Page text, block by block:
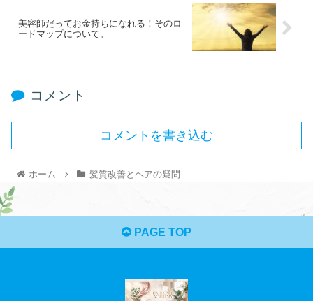
美容師だってお金持ちになれる！そのロ
ードマップについて。
コメント
コメントを書き込む
ホーム 髪質改善とヘアの疑問
PAGE TOP